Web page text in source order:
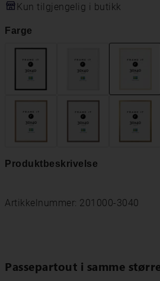
Kun tilgjengelig i butikk
Farge
Produktbeskrivelse
Artikkelnummer: 201000-3040
Passepartout i samme